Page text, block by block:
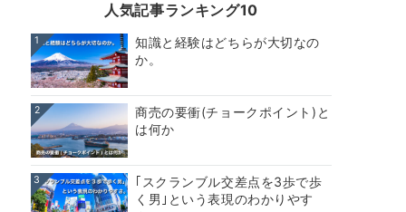
人気記事ランキング10
1
知識と経験はどちらが大切なの
か。
2
商売の要衝(チョークポイント)と
は何か
3
｢スクランブル交差点を3歩で歩
く男｣という表現のわかりやす